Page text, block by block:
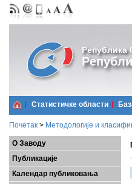
Република
Статистичке области
Почетак > Методологије и
О Заводу
Публикације
Календар публиковања